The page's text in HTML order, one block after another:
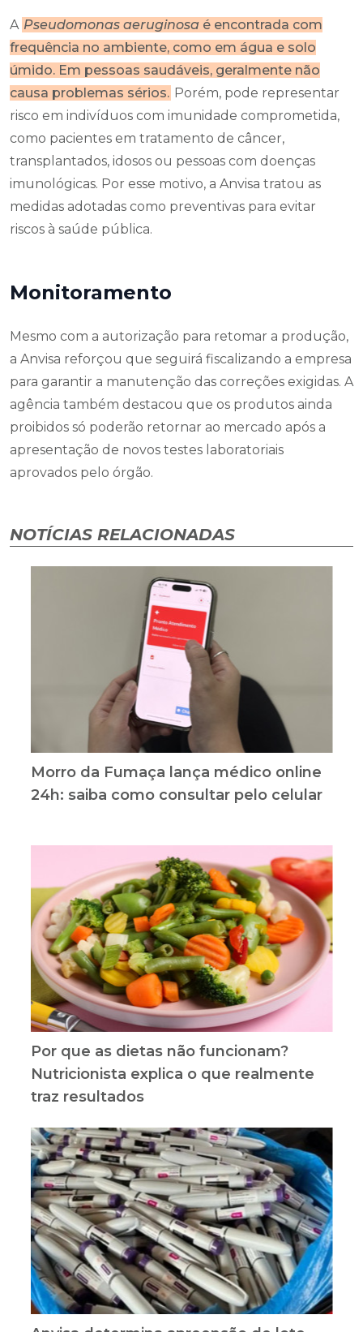
A Pseudomonas aeruginosa é encontrada com
frequência no ambiente, como em água e solo
úmido. Em pessoas saudáveis, geralmente não
causa problemas sérios. Porém, pode representar
risco em indivíduos com imunidade comprometida,
como pacientes em tratamento de câncer,
transplantados, idosos ou pessoas com doenças
imunológicas. Por esse motivo, a Anvisa tratou as
medidas adotadas como preventivas para evitar
riscos à saúde pública.
Monitoramento
Mesmo com a autorização para retomar a produção,
a Anvisa reforçou que seguirá fiscalizando a empresa
para garantir a manutenção das correções exigidas. A
agência também destacou que os produtos ainda
proibidos só poderão retornar ao mercado após a
apresentação de novos testes laboratoriais
aprovados pelo órgão.
NOTÍCIAS RELACIONADAS
Morro da Fumaça lança médico online
24h: saiba como consultar pelo celular
Por que as dietas não funcionam?
Nutricionista explica o que realmente
traz resultados